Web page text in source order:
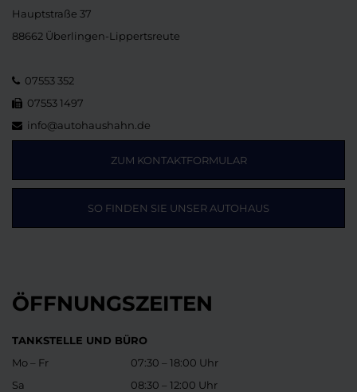
Hauptstraße 37
88662 Überlingen-Lippertsreute
07553 352
07553 1497
info@autohaushahn.de
ZUM KONTAKTFORMULAR
SO FINDEN SIE UNSER AUTOHAUS
ÖFFNUNGSZEITEN
TANKSTELLE UND BÜRO
Mo – Fr
Sa
07:30 – 18:00 Uhr
08:30 – 12:00 Uhr